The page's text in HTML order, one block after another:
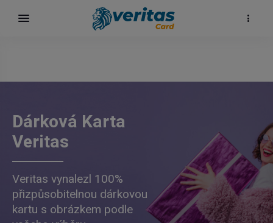
Dárková Karta
Veritas
Veritas vynalezl 100%
přizpůsobitelnou dárkovou
kartu s obrázkem podle